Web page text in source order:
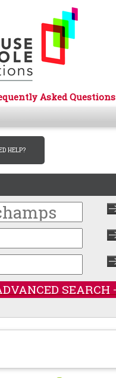
Asked Questions
HELP?
SEARCH